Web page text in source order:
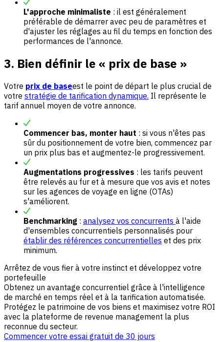
L'approche minimaliste : il est généralement
préférable de démarrer avec peu de paramètres et
d'ajuster les réglages au fil du temps en fonction des
performances de l'annonce.
3. Bien définir le « prix de base »
Votre prix de baseest le point de départ le plus crucial de
votre stratégie de tarification dynamique. Il représente le
tarif annuel moyen de votre annonce.
Commencer bas, monter haut : si vous n'êtes pas
sûr du positionnement de votre bien, commencez par
un prix plus bas et augmentez-le progressivement.
Augmentations progressives : les tarifs peuvent
être relevés au fur et à mesure que vos avis et notes
sur les agences de voyage en ligne (OTAs)
s'améliorent.
Benchmarking : analysez vos concurrents à l'aide
d'ensembles concurrentiels personnalisés pour
établir des références concurrentielles et des prix
minimum.
Arrêtez de vous fier à votre instinct et développez votre
portefeuille
Obtenez un avantage concurrentiel grâce à l'intelligence
de marché en temps réel et à la tarification automatisée.
Protégez le patrimoine de vos biens et maximisez votre ROI
avec la plateforme de revenue management la plus
reconnue du secteur.
Commencer votre essai gratuit de 30 jours